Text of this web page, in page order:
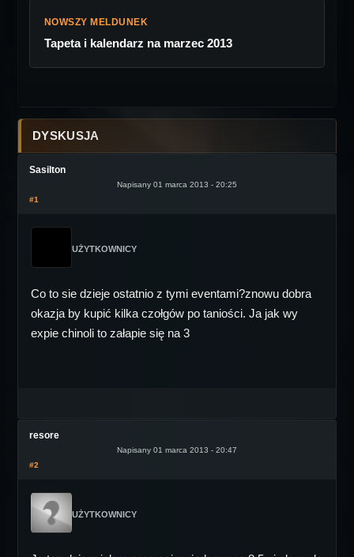
NOWSZY MELDUNEK
Tapeta i kalendarz na marzec 2013
DYSKUSJA
Sasilton
Napisany 01 marca 2013 - 20:25
#1
UŻYTKOWNICY
Co to sie dzieje ostatnio z tymi eventami?znowu dobra
okazja by kupić kilka czołgów po taniości. Ja jak wy
expie chinoli to załapie się na 3
resore
Napisany 01 marca 2013 - 20:47
#2
UŻYTKOWNICY